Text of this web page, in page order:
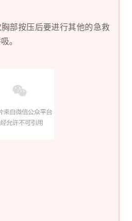
部按压后要进行其他的急救
。